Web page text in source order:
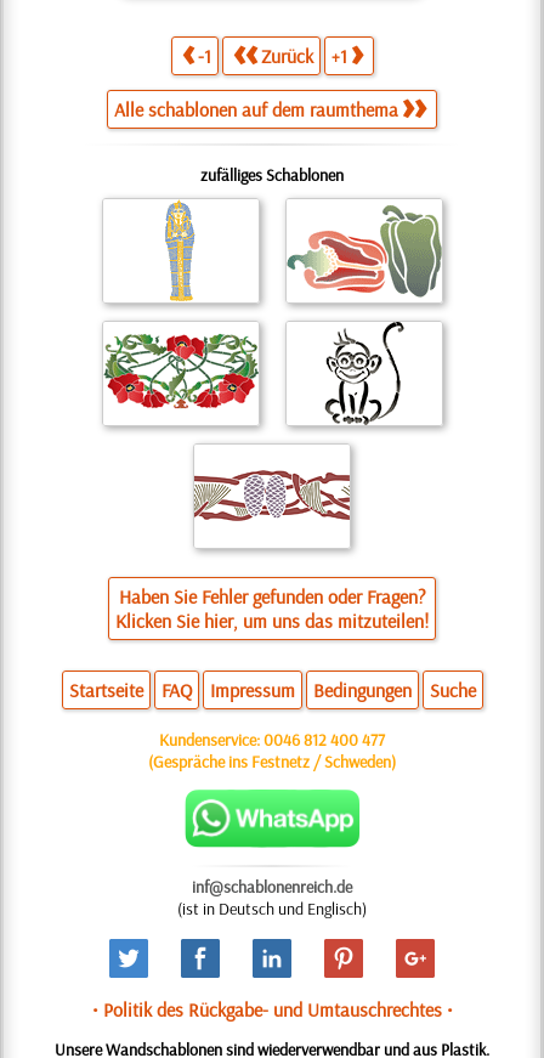
-1 Zurück +1
Alle schablonen auf dem raumthema
zufälliges Schablonen
Haben Sie Fehler gefunden oder Fragen?
Klicken Sie hier, um uns das mitzuteilen!
Startseite FAQ Impressum Bedingungen Suche
Kundenservice:0046 812 400 477
(Gespräche ins Festnetz / Schweden)
inf@schablonenreich.de
(ist in Deutsch und Englisch)
• Politik des Rückgabe- und Umtauschrechtes •
Unsere Wandschablonen sind wiederverwendbar und aus Plastik.